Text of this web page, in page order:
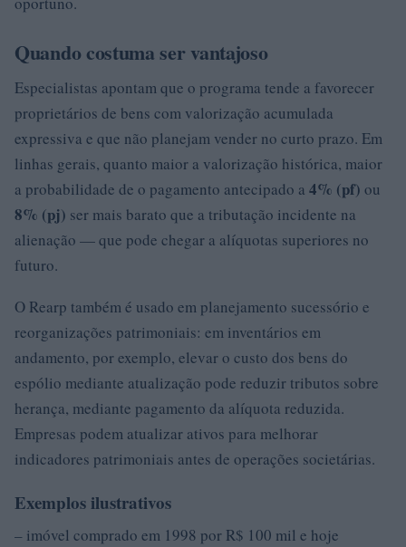
Quando costuma ser vantajoso
Especialistas apontam que o programa tende a favorecer
proprietários de bens com valorização acumulada
expressiva e que não planejam vender no curto prazo. Em
linhas gerais, quanto maior a valorização histórica, maior
a probabilidade de o pagamento antecipado a 4% (pf) ou
8% (pj) ser mais barato que a tributação incidente na
alienação — que pode chegar a alíquotas superiores no
futuro.
O Rearp também é usado em planejamento sucessório e
reorganizações patrimoniais: em inventários em
andamento, por exemplo, elevar o custo dos bens do
espólio mediante atualização pode reduzir tributos sobre
herança, mediante pagamento da alíquota reduzida.
Empresas podem atualizar ativos para melhorar
indicadores patrimoniais antes de operações societárias.
Exemplos ilustrativos
– imóvel comprado em 1998 por R$ 100 mil e hoje